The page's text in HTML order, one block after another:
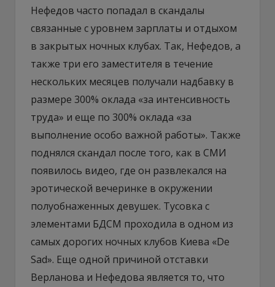
Нефедов часто попадал в скандалы
связанные с уровнем зарплаты и отдыхом
в закрытых ночных клубах. Так, Нефедов, а
также три его заместителя в течение
нескольких месяцев получали надбавку в
размере 300% оклада «за интенсивность
труда» и еще по 300% оклада «за
выполнение особо важной работы». Также
поднялся скандал после того, как в СМИ
появилось видео, где он развлекался на
эротической вечеринке в окружении
полуобнаженных девушек. Тусовка с
элементами БДСМ проходила в одном из
самых дорогих ночных клубов Киева «De
Sad». Еще одной причиной отставки
Верланова и Нефедова является то, что